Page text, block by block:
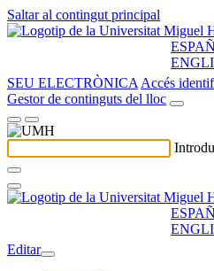
Saltar al contingut principal
SEU ELECTRÒNICA Accés
Gestor de continguts del lloc
Editar